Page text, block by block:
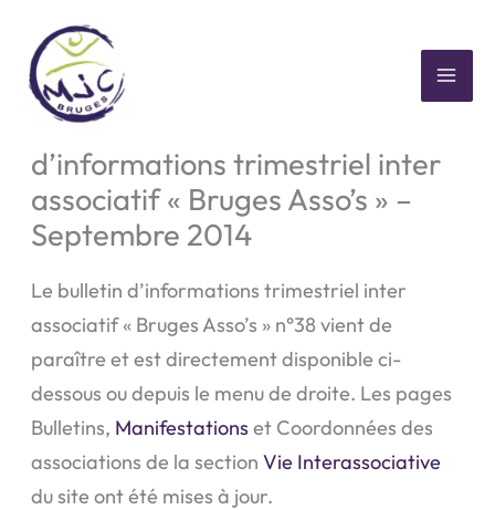
contenu
Parution du bulletin
d’informations trimestriel inter
associatif « Bruges Asso’s » –
Septembre 2014
Le bulletin d’informations trimestriel inter
associatif « Bruges Asso’s » n°38 vient de
paraître et est directement disponible ci-
dessous ou depuis le menu de droite. Les pages
Bulletins, Manifestations et Coordonnées des
associations de la sectionVie Interassociative
du site ont été mises à jour.